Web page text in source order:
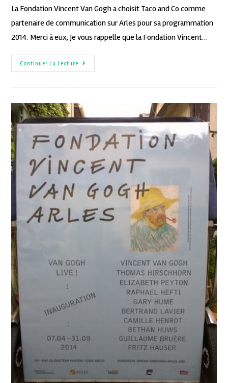
La Fondation Vincent Van Gogh a choisit Taco and Co comme
partenaire de communication sur Arles pour sa programmation
2014. Merci à eux, Je vous rappelle que la Fondation Vincent…
Continuer La Lecture